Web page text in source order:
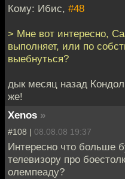
Кому: Ибис, #48
> Мне вот интересно,
выполняет, или по
выебнуться?
дык месяц назад
же!
Xenos »
#108 | 08.08.08 19:37
Интересно что больше
телевизору про
олемпеаду?